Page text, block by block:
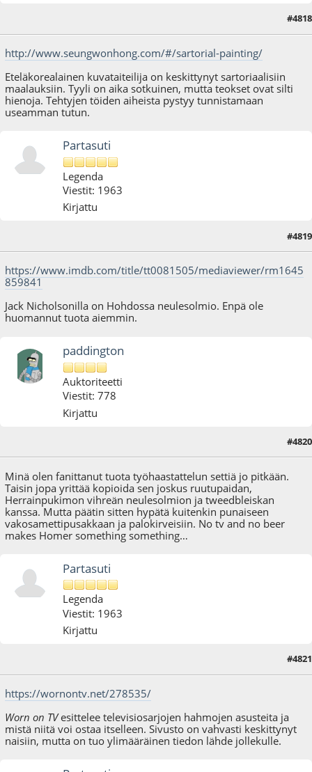
#4818
http://www.seungwonhong.com/#/sartorial-painting/
Eteläkorealainen kuvataiteilija on keskittynyt sartoriaalisiin
maalauksiin. Tyyli on aika sotkuinen, mutta teokset ovat silti
hienoja. Tehtyjen töiden aiheista pystyy tunnistamaan
useamman tutun.
Partasuti
Legenda
Viestit: 1963
Kirjattu
#4819
https://www.imdb.com/title/tt0081505/mediaviewer/rm1645
859841
Jack Nicholsonilla on Hohdossa neulesolmio. Enpä ole
huomannut tuota aiemmin.
paddington
Auktoriteetti
Viestit: 778
Kirjattu
#4820
Minä olen fanittanut tuota työhaastattelun settiä jo pitkään.
Taisin jopa yrittää kopioida sen joskus ruutupaidan,
Herrainpukimon vihreän neulesolmion ja tweedbleiskan
kanssa. Mutta päätin sitten hypätä kuitenkin punaiseen
vakosamettipusakkaan ja palokirveisiin. No tv and no beer
makes Homer something something…
Partasuti
Legenda
Viestit: 1963
Kirjattu
#4821
https://wornontv.net/278535/
Worn on TVesittelee televisiosarjojen hahmojen asusteita ja
mistä niitä voi ostaa itselleen. Sivusto on vahvasti keskittynyt
naisiin, mutta on tuo ylimääräinen tiedon lähde jollekulle.